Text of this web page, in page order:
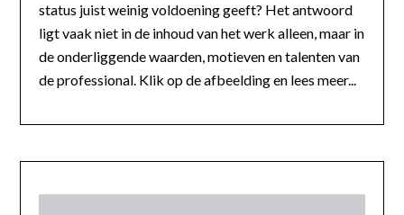
status juist weinig voldoening geeft? Het antwoord
ligt vaak niet in de inhoud van het werk alleen, maar in
de onderliggende waarden, motieven en talenten van
de professional. Klik op de afbeelding en lees meer...